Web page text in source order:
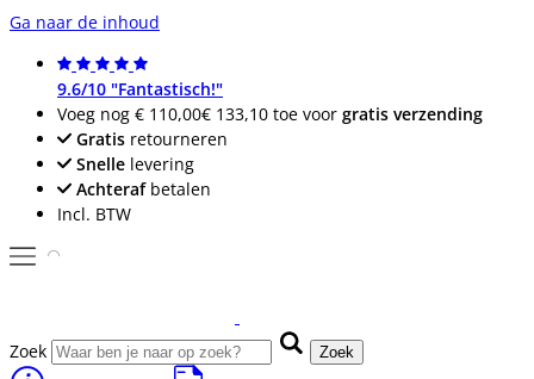
Ga naar de inhoud
9.6/10 "Fantastisch!"
Voeg nog € 110,00€ 133,10 toe voor gratis verzending
Gratis retourneren
Snelle levering
Achterafbetalen
Incl. BTW
Zoek Zoek